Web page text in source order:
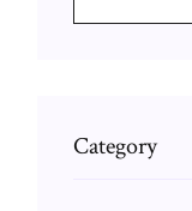
Category